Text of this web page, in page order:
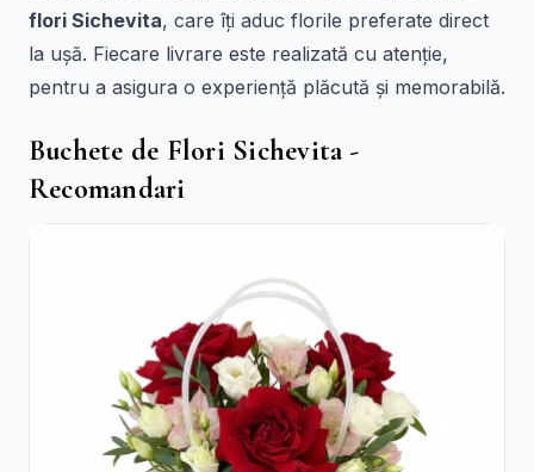
flori Sichevita, care îți aduc florile preferate direct
la ușă. Fiecare livrare este realizată cu atenție,
pentru a asigura o experiență plăcută și memorabilă.
Buchete de Flori Sichevita -
Recomandari